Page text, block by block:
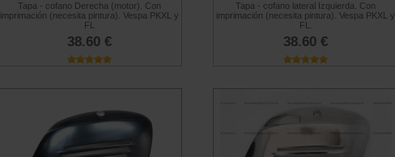
Tapa - cofano Derecha (motor). Con
imprimación (necesita pintura). Vespa PKXL y
FL
38.60 €
Tapa - cofano lateral Izquierda. Con
imprimación (necesita pintura). Vespa PKXL y
FL.
38.60 €